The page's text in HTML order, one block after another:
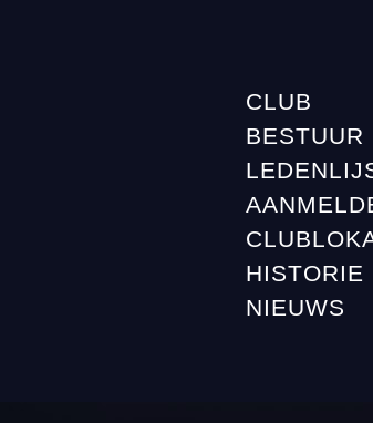
CLUB
BESTUUR
HISTORIE
NIEUWS